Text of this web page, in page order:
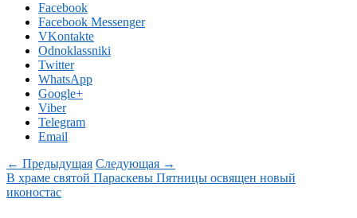
Facebook
Facebook Messenger
VKontakte
Odnoklassniki
Twitter
WhatsApp
Google+
Viber
Telegram
Email
← Предыдущая Следующая →
В храме святой Параскевы Пятницы освящен новый
иконостас